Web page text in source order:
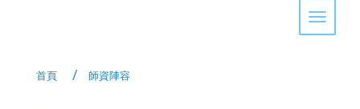
Toggle
首頁 師資陣容